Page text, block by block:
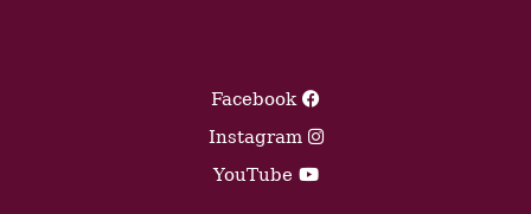
Facebook
Instagram
YouTube